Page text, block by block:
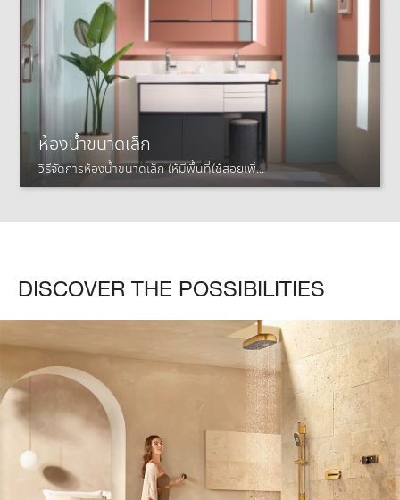
ห้องน้ำขนาดเล็ก
วิธีจัดการห้องน้ำขนาดเล็ก ให้มีพื้นที่ใช้สอยเพิ่...
DISCOVER THE POSSIBILITIES